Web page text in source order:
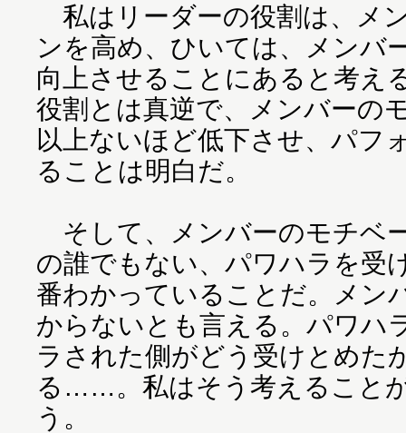
私はリーダーの役割は、メ
ンを高め、ひいては、メンバ
向上させることにあると考え
役割とは真逆で、メンバーの
以上ないほど低下させ、パフ
ることは明白だ。
そして、メンバーのモチベ
の誰でもない、パワハラを受
番わかっていることだ。メン
からないとも言える。パワハ
ラされた側がどう受けとめた
る……。私はそう考えること
う。